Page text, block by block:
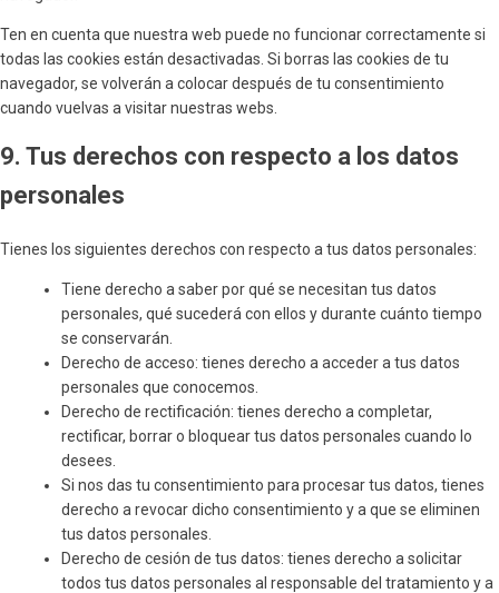
Ten en cuenta que nuestra web puede no funcionar correctamente si
todas las cookies están desactivadas. Si borras las cookies de tu
navegador, se volverán a colocar después de tu consentimiento
cuando vuelvas a visitar nuestras webs.
9. Tus derechos con respecto a los datos
personales
Tienes los siguientes derechos con respecto a tus datos personales:
Tiene derecho a saber por qué se necesitan tus datos
personales, qué sucederá con ellos y durante cuánto tiempo
se conservarán.
Derecho de acceso: tienes derecho a acceder a tus datos
personales que conocemos.
Derecho de rectificación: tienes derecho a completar,
rectificar, borrar o bloquear tus datos personales cuando lo
desees.
Si nos das tu consentimiento para procesar tus datos, tienes
derecho a revocar dicho consentimiento y a que se eliminen
tus datos personales.
Derecho de cesión de tus datos: tienes derecho a solicitar
todos tus datos personales al responsable del tratamiento y a